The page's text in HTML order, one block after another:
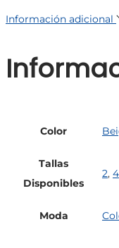
Información adicional
Color
Tallas
Disponibles
2, 4
Moda